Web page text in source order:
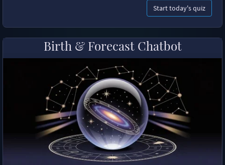
Start today's quiz
Birth & Forecast Chatbot